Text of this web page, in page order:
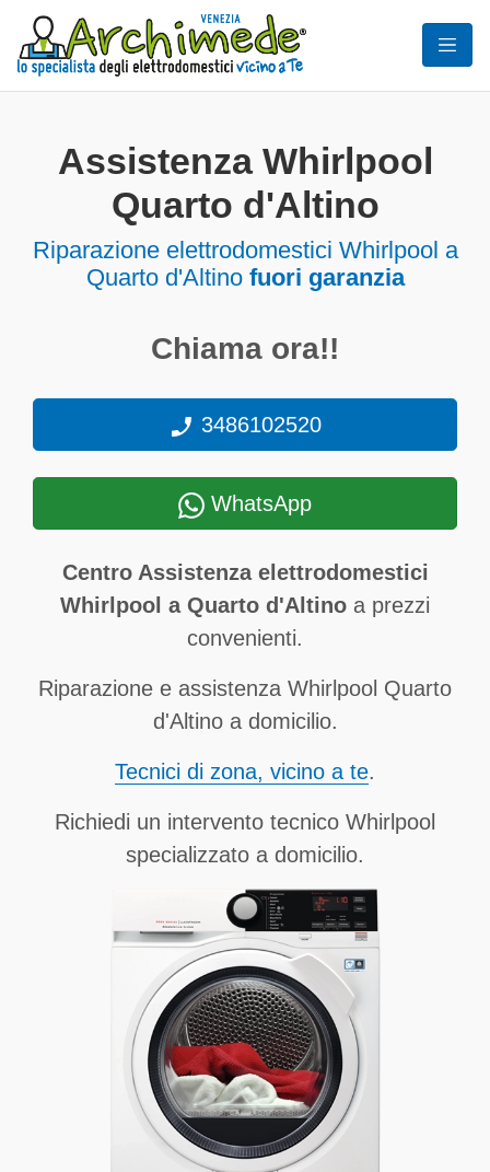
Assistenza Whirlpool
Quarto d'Altino
Riparazione elettrodomestici Whirlpool a
Quarto d'Altino fuori garanzia
Chiama ora!!
3486102520
WhatsApp
Centro Assistenza elettrodomestici
Whirlpool a Quarto d'Altino a prezzi
convenienti.
Riparazione e assistenza Whirlpool Quarto
d'Altino a domicilio.
Tecnici di zona, vicino a te.
Richiedi un intervento tecnico Whirlpool
specializzato a domicilio.